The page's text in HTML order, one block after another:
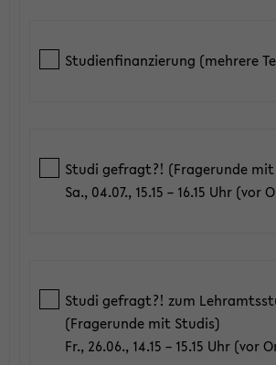
Studienfinanzierung (mehrere
Studi gefragt?! (Fragerunde
Sa., 04.07., 15.15 – 16.15 Uhr (vor
Studi gefragt?! zum
(Fragerunde mit Studis)
Fr., 26.06., 14.15 – 15.15 Uhr (vor